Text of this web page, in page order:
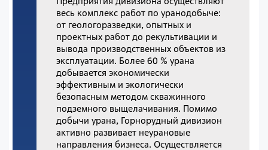
весь комплекс работ по уранодобыче:
от геологоразведки, опытных и
проектных работ до рекультивации и
вывода производственных объектов из
эксплуатации. Более 60 % урана
добывается экономически
эффективным и экологически
безопасным методом скважинного
подземного выщелачивания. Помимо
добычи урана, Горнорудный дивизион
активно развивает неурановые
направления бизнеса. Осуществляется